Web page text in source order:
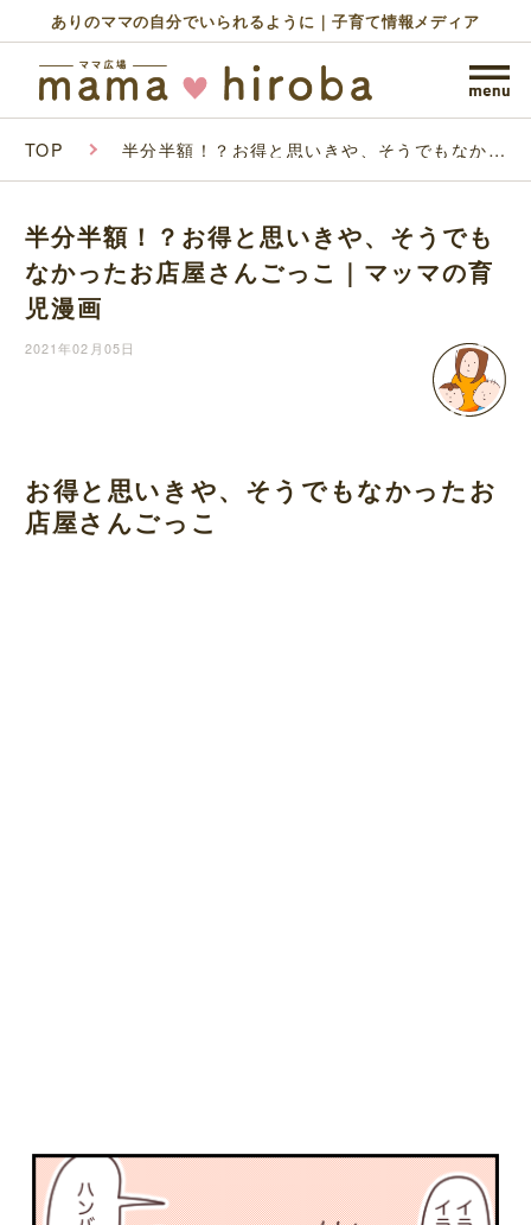
ありのママの自分でいられるように｜子育て情報メディア
TOP 半分半額！？お得と思いきや、そうでもなかっ
半分半額！？お得と思いきや、そうでも
なかったお店屋さんごっこ｜マッマの育
児漫画
2021年02月05日
お得と思いきや、そうでもなかったお
店屋さんごっこ